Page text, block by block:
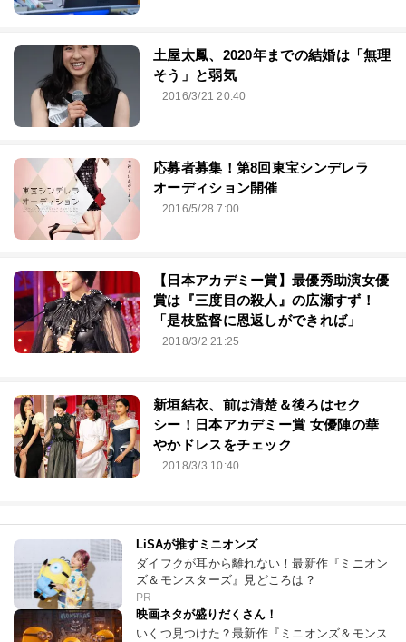
土屋太鳳、2020年までの結婚は「無理
そう」と弱気
2016/3/21 20:40
応募者募集！第8回東宝シンデレラ
オーディション開催
2016/5/28 7:00
【日本アカデミー賞】最優秀助演女優
賞は『三度目の殺人』の広瀬すず！
「是枝監督に恩返しができれば」
2018/3/2 21:25
新垣結衣、前は清楚＆後ろはセク
シー！日本アカデミー賞 女優陣の華
やかドレスをチェック
2018/3/3 10:40
LiSAが推すミニオンズ
ダイフクが耳から離れない！最新作『ミニオン
ズ＆モンスターズ』見どころは？
PR
映画ネタが盛りだくさん！
いくつ見つけた？最新作『ミニオンズ＆モンス